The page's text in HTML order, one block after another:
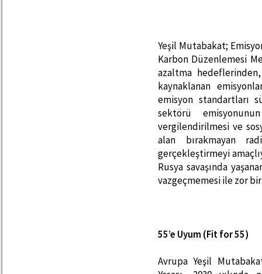
Yeşil Mutabakat;
Karbon Düzenlemesi
azaltma
kaynaklanan
emisyon standartları
sektörü
vergilendirilmesi ve
alan bırakmayan
gerçekleştirmeyi
Rusya savaşında
vazgeçmemesi ile zor
55’e Uyum (Fit for 55)
Avrupa Yeşil